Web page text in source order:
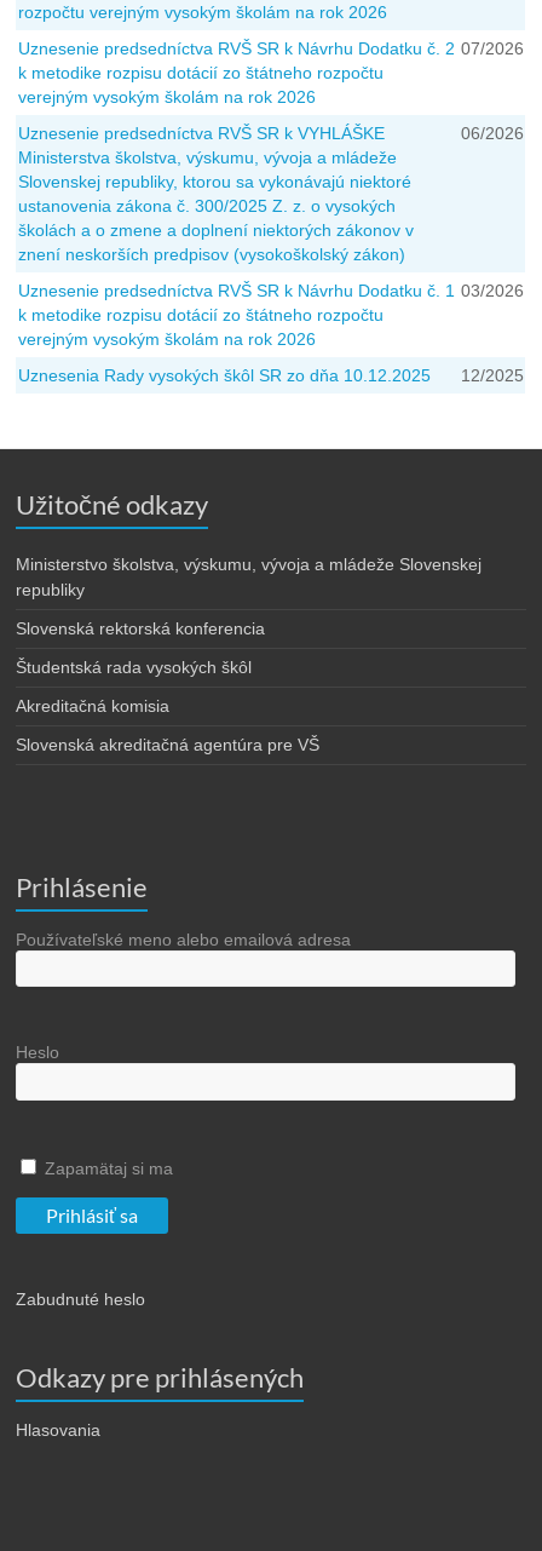
rozpočtu verejným vysokým školám na rok 2026
Uznesenie predsedníctva RVŠ SR k Návrhu Dodatku č. 2
k metodike rozpisu dotácií zo štátneho rozpočtu
verejným vysokým školám na rok 2026
07/2026
Uznesenie predsedníctva RVŠ SR k VYHLÁŠKE
Ministerstva školstva, výskumu, vývoja a mládeže
Slovenskej republiky, ktorou sa vykonávajú niektoré
ustanovenia zákona č. 300/2025 Z. z. o vysokých
školách a o zmene a doplnení niektorých zákonov v
znení neskorších predpisov (vysokoškolský zákon)
06/2026
Uznesenie predsedníctva RVŠ SR k Návrhu Dodatku č. 1
k metodike rozpisu dotácií zo štátneho rozpočtu
verejným vysokým školám na rok 2026
03/2026
Uznesenia Rady vysokých škôl SR zo dňa 10.12.2025 12/2025
Užitočné odkazy
Ministerstvo školstva, výskumu, vývoja a mládeže Slovenskej
republiky
Slovenská rektorská konferencia
Študentská rada vysokých škôl
Akreditačná komisia
Slovenská akreditačná agentúra pre VŠ
Prihlásenie
Používateľské meno alebo emailová adresa
Heslo
Zapamätaj si ma
Zabudnuté heslo
Odkazy pre prihlásených
Hlasovania